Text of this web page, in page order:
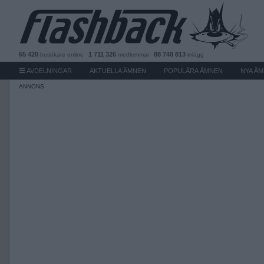
65 420 besökare online 1 711 326 medlemmar 88 748 813 inlägg
AVDELNINGAR AKTUELLA ÄMNEN POPULÄRA ÄMNEN NYA